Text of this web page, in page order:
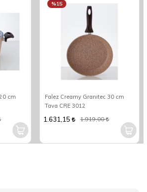
cm
Falez Creamy Granıtec 30 cm
Tava CRE 3012
%15
1.631,15 1.919,00